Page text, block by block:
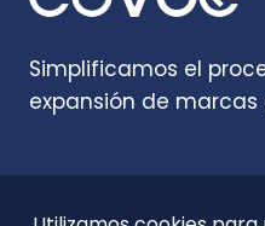
Simplificamos el
expansión de